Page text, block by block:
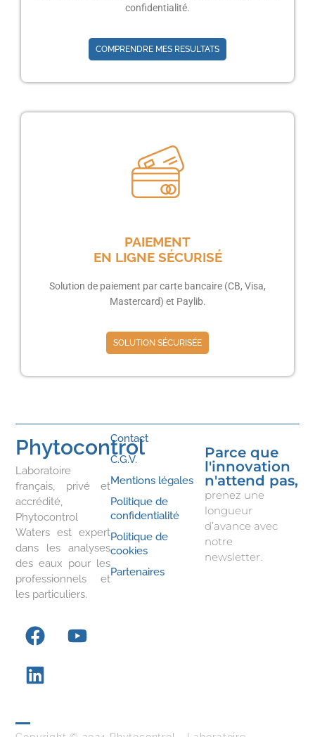
confidentialité.
COMPRENDRE MES RESULTATS
PAIEMENT
EN LIGNE SÉCURISÉ
Solution de paiement par carte bancaire (CB, Visa,
Mastercard) et Paylib.
SOLUTION SÉCURISÉE
Phytocontrol
Laboratoire
français, privé et
accrédité,
Phytocontrol
Waters est expert
dans les analyses
des eaux pour les
professionnels et
les particuliers.
Contact
C.G.V.
Mentions légales
Politique de
confidentialité
Politique de
cookies
Partenaires
Parce que
l'innovation
n'attend pas,
prenez une
longueur
d’avance avec
notre
newsletter.